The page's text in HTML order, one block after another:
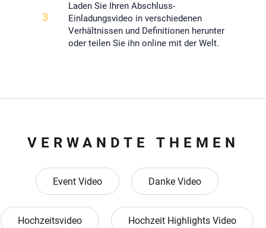
3
Laden Sie Ihren Abschluss-
Einladungsvideo in verschiedenen
Verhältnissen und Definitionen herunter
oder teilen Sie ihn online mit der Welt.
VERWANDTE THEMEN
Event Video Danke Video
Hochzeitsvideo Hochzeit Highlights Video